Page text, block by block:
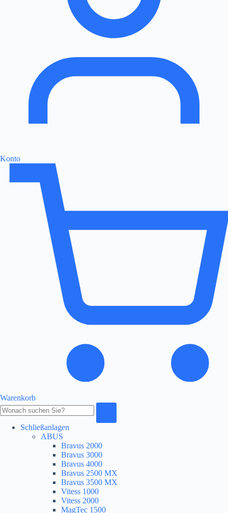
Konto
Warenkorb
Produkte
durchsuchen
Schließanlagen
ABUS
Bravus 2000
Bravus 3000
Bravus 4000
Bravus 2500 MX
Bravus 3500 MX
Vitess 1000
Vitess 2000
MagTec 1500